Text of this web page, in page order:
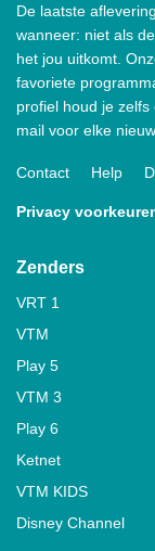
De laatste
wanneer: niet als
het jou uitkomt.
favoriete
profiel houd je
mail voor elke
Contact Help
Privacy
Zenders
VRT 1
VTM
Play 5
VTM 3
Play 6
Ketnet
VTM KIDS
Disney Channel